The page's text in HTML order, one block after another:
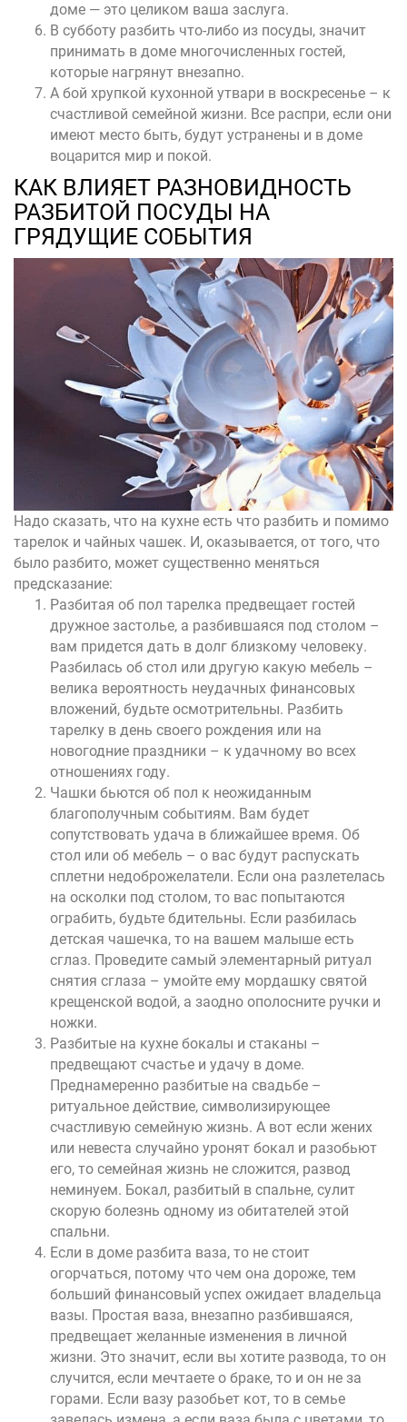
доме — это целиком ваша заслуга.
В субботу разбить что-либо из посуды, значит
принимать в доме многочисленных гостей,
которые нагрянут внезапно.
А бой хрупкой кухонной утвари в воскресенье – к
счастливой семейной жизни. Все распри, если они
имеют место быть, будут устранены и в доме
воцарится мир и покой.
КАК ВЛИЯЕТ РАЗНОВИДНОСТЬ
РАЗБИТОЙ ПОСУДЫ НА
ГРЯДУЩИЕ СОБЫТИЯ
Надо сказать, что на кухне есть что разбить и помимо
тарелок и чайных чашек. И, оказывается, от того, что
было разбито, может существенно меняться
предсказание:
Разбитая об пол тарелка предвещает гостей
дружное застолье, а разбившаяся под столом –
вам придется дать в долг близкому человеку.
Разбилась об стол или другую какую мебель –
велика вероятность неудачных финансовых
вложений, будьте осмотрительны. Разбить
тарелку в день своего рождения или на
новогодние праздники – к удачному во всех
отношениях году.
Чашки бьются об пол к неожиданным
благополучным событиям. Вам будет
сопутствовать удача в ближайшее время. Об
стол или об мебель – о вас будут распускать
сплетни недоброжелатели. Если она разлетелась
на осколки под столом, то вас попытаются
ограбить, будьте бдительны. Если разбилась
детская чашечка, то на вашем малыше есть
сглаз. Проведите самый элементарный ритуал
снятия сглаза – умойте ему мордашку святой
крещенской водой, а заодно ополосните ручки и
ножки.
Разбитые на кухне бокалы и стаканы –
предвещают счастье и удачу в доме.
Преднамеренно разбитые на свадьбе –
ритуальное действие, символизирующее
счастливую семейную жизнь. А вот если жених
или невеста случайно уронят бокал и разобьют
его, то семейная жизнь не сложится, развод
неминуем. Бокал, разбитый в спальне, сулит
скорую болезнь одному из обитателей этой
спальни.
Если в доме разбита ваза, то не стоит
огорчаться, потому что чем она дороже, тем
больший финансовый успех ожидает владельца
вазы. Простая ваза, внезапно разбившаяся,
предвещает желанные изменения в личной
жизни. Это значит, если вы хотите развода, то он
случится, если мечтаете о браке, то и он не за
горами. Если вазу разобьет кот, то в семье